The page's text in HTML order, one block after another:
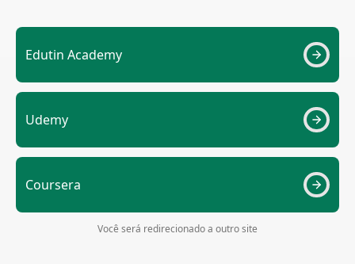
Edutin Academy
Udemy
Coursera
Você será redirecionado a outro site